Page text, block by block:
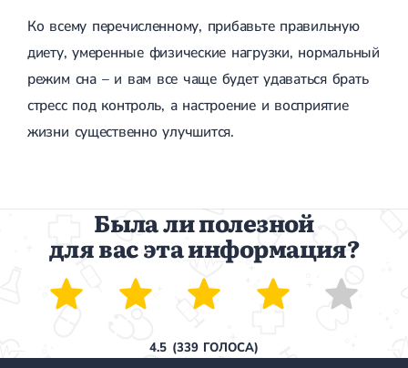
Ко всему перечисленному, прибавьте правильную
диету, умеренные физические нагрузки, нормальный
режим сна – и вам все чаще будет удаваться брать
стресс под контроль, а настроение и восприятие
жизни существенно улучшится.
Была ли полезной
для вас эта информация?
4.5(339ГОЛОСА)